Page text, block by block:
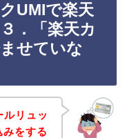
UMIで楽天
．「楽天カ
せていな
ルリュッ
をする